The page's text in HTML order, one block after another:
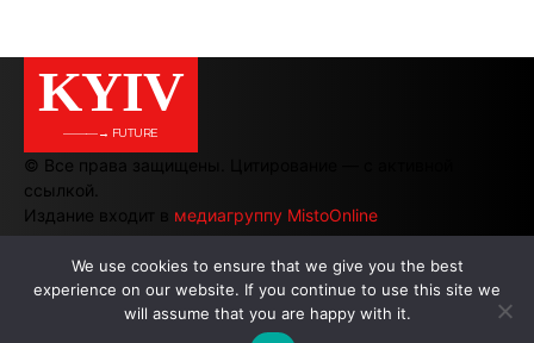
KYIV
———→ FUTURE
© Все права защищены. Цитирование — с активной
ссылкой.
Издание входит в медиагруппу MistoOnline
АВТОРЫ | РЕКЛАМА НА САЙТЕ
We use cookies to ensure that we give you the best
experience on our website. If you continue to use this site we
will assume that you are happy with it.